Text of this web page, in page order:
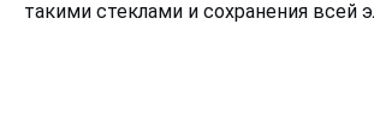
такими стеклами и сохранения всей